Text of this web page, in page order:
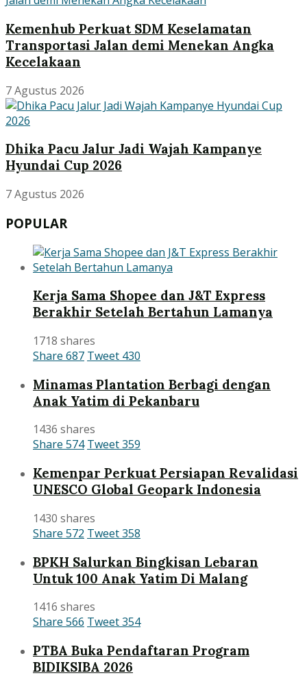
Kemenhub Perkuat SDM Keselamatan
Transportasi Jalan demi Menekan Angka
Kecelakaan
7 Agustus 2026
Dhika Pacu Jalur Jadi Wajah Kampanye
Hyundai Cup 2026
7 Agustus 2026
POPULAR
Kerja Sama Shopee dan J&T Express
Berakhir Setelah Bertahun Lamanya
1718 shares
Share 687 Tweet 430
Minamas Plantation Berbagi dengan
Anak Yatim di Pekanbaru
1436 shares
Share 574 Tweet359
Kemenpar Perkuat Persiapan Revalidasi
UNESCO Global Geopark Indonesia
1430 shares
Share 572 Tweet358
BPKH Salurkan Bingkisan Lebaran
Untuk 100 Anak Yatim Di Malang
1416 shares
Share 566 Tweet354
PTBA Buka Pendaftaran Program
BIDIKSIBA 2026